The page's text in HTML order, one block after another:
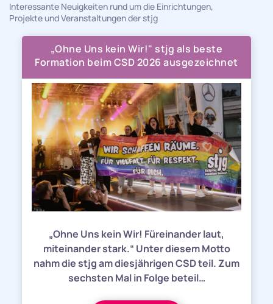
Interessante Neuigkeiten rund um die Einrichtungen,
Projekte und Veranstaltungen der stjg
„Ohne Uns kein Wir!" stjg als beste
Formation beim CSD 2026 ausgezeichnet
„Ohne Uns kein Wir! Füreinander laut,
miteinander stark.“ Unter diesem Motto
nahm die stjg am diesjährigen CSD teil. Zum
sechsten Mal in Folge beteil…